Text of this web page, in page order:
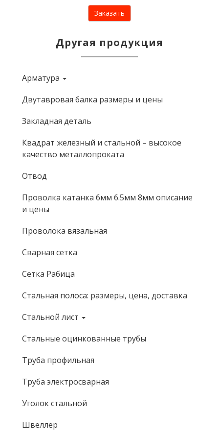
Заказать
Другая продукция
Навигация
по
категориям
на
странице
категории
Арматура
Двутавровая балка размеры и цены
Закладная деталь
Квадрат железный и стальной – высокое
качество металлопроката
Отвод
Проволка катанка 6мм 6.5мм 8мм описание
и цены
Проволока вязальная
Сварная сетка
Сетка Рабица
Стальная полоса: размеры, цена, доставка
Стальной лист
Стальные оцинкованные трубы
Труба профильная
Труба электросварная
Уголок стальной
Швеллер